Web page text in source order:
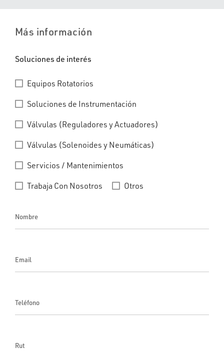
Más información
Soluciones de interés
Equipos Rotatorios
Soluciones de Instrumentación
Válvulas (Reguladores y Actuadores)
Válvulas (Solenoides y Neumáticas)
Servicios / Mantenimientos
Trabaja Con Nosotros Otros
Nombre
Email
Teléfono
Rut